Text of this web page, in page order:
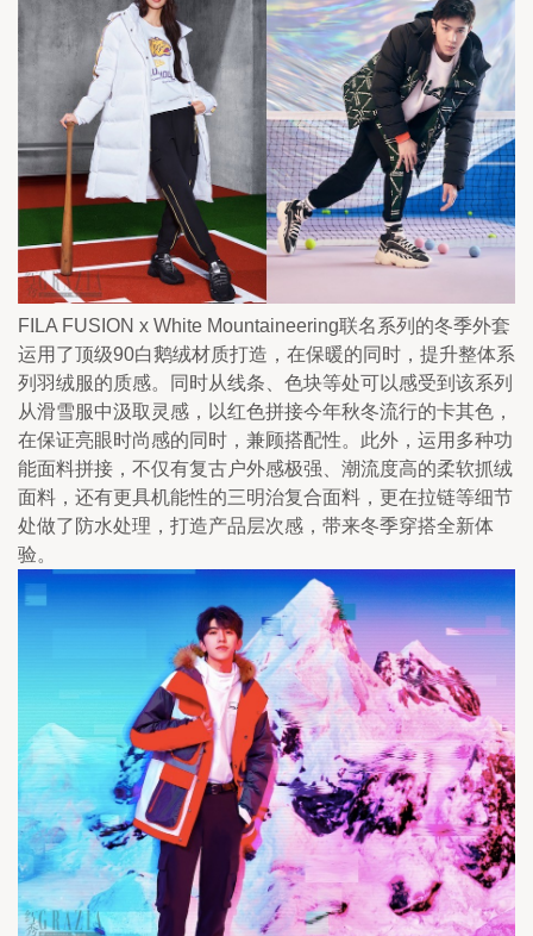
FILA FUSION x White Mountaineering联名系列的冬季外套
运用了顶级90白鹅绒材质打造，在保暖的同时，提升整体系
列羽绒服的质感。同时从线条、色块等处可以感受到该系列
从滑雪服中汲取灵感，以红色拼接今年秋冬流行的卡其色，
在保证亮眼时尚感的同时，兼顾搭配性。此外，运用多种功
能面料拼接，不仅有复古户外感极强、潮流度高的柔软抓绒
面料，还有更具机能性的三明治复合面料，更在拉链等细节
处做了防水处理，打造产品层次感，带来冬季穿搭全新体
验。